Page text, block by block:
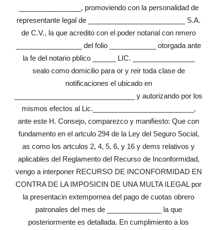
________________, promoviendo con la personalidad de
representante legal de _________________________ S.A.
de C.V., la que acredito con el poder notarial con nmero
_________________ del folio ____________ otorgada ante
la fe del notario pblico ______ LIC. ________________
sealo como domicilio para or y reir toda clase de
notificaciones el ubicado en
_______________________________ y autorizando por los
mismos efectos al Lic.__________________________,
ante este H. Consejo, comparezco y manifiesto: Que con
fundamento en el artculo 294 de la Ley del Seguro Social,
as como los artculos 2, 4, 5, 6, y 16 y dems relativos y
aplicables del Reglamento del Recurso de Inconformidad,
vengo a interponer RECURSO DE INCONFORMIDAD EN
CONTRA DE LA IMPOSICIN DE UNA MULTA ILEGAL por
la presentacin extempornea del pago de cuotas obrero
patronales del mes de ______________ la que
posteriormente es detallada. En cumplimiento a los